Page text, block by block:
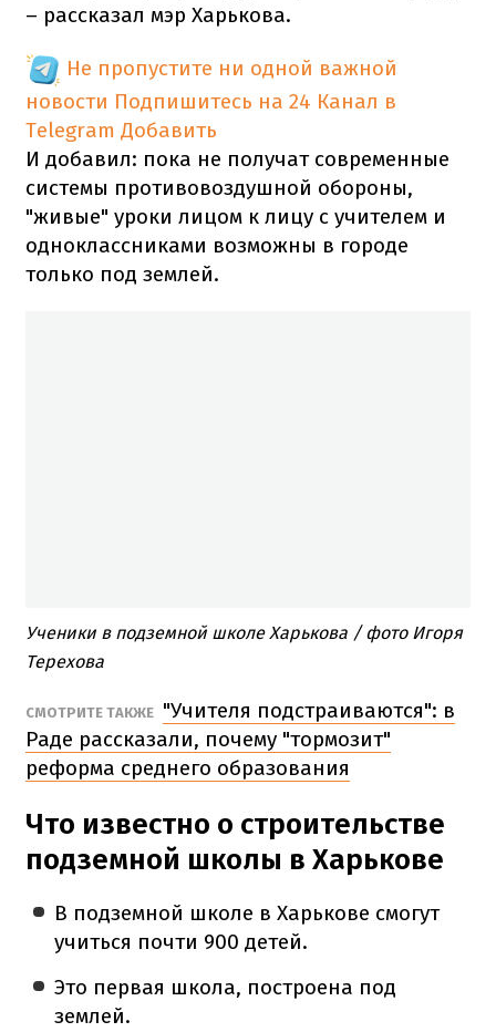
– рассказал мэр Харькова.
Не пропустите ни одной важной
новости Подпишитесь на 24 Канал в
Telegram Добавить
И добавил: пока не получат современные
системы противовоздушной обороны,
"живые" уроки лицом к лицу с учителем и
одноклассниками возможны в городе
только под землей.
Ученики в подземной школе Харькова / фото Игоря
Терехова
СМОТРИТЕ ТАКЖЕ "Учителя подстраиваются": в
Раде рассказали, почему "тормозит"
реформа среднего образования
Что известно о строительстве
подземной школы в Харькове
В подземной школе в Харькове смогут
учиться почти 900 детей.
Это первая школа, построена под
землей.